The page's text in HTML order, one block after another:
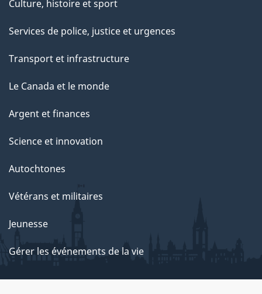
Culture, histoire et sport
Services de police, justice et urgences
Transport et infrastructure
Le Canada et le monde
Argent et finances
Science et innovation
Autochtones
Vétérans et militaires
Jeunesse
Gérer les événements de la vie